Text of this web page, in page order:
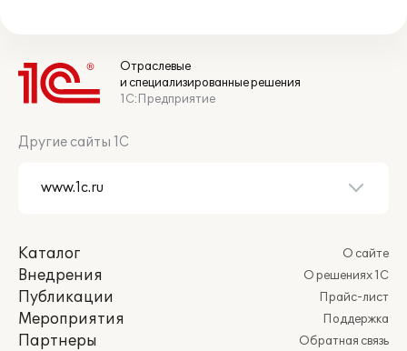
Отраслевые
и специализированные решения
1С:Предприятие
Другие сайты 1С
Каталог
Внедрения
Публикации
Мероприятия
Партнеры
О сайте
О решениях 1С
Прайс-лист
Поддержка
Обратная связь